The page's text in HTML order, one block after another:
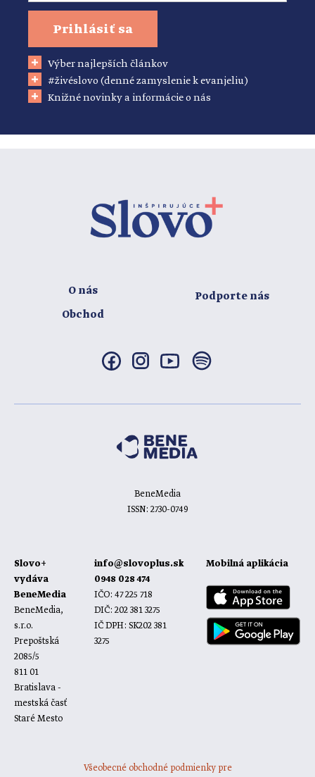
Prihlásiť sa
Výber najlepších článkov
#živéslovo (denné zamyslenie k evanjeliu)
Knižné novinky a informácie o nás
O nás
Obchod
Podporte nás
BeneMedia
ISSN: 2730-0749
Slovo+
vydáva
BeneMedia
BeneMedia,
s.r.o.
Prepoštská
2085/5
811 01
Bratislava -
mestská časť
Staré Mesto
info@slovoplus.sk
0948 028 474
IČO: 47 225 718
DIČ: 202 381 3275
IČ DPH: SK202 381
3275
Mobilná aplikácia
Všeobecné obchodné podmienky pre